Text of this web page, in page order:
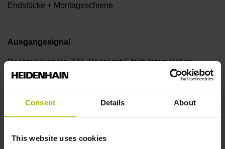
Consent Details About
This website uses cookies
Endstücke + Montageschiene
Ausgangssignal
Rechtecksignale, TTL-Pegel mit 5-fach Interpolation
Referenzmarkenlage
Abstand 35 mm vom Beginn der Messlänge